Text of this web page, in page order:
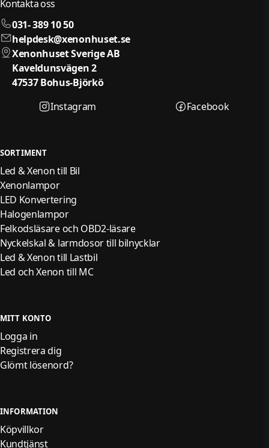
Kontakta oss
031- 389 10 50
helpdesk@xenonhuset.se
Xenonhuset Sverige AB
Kaveldunsvägen 2
47537 Bohus-Björkö
Instagram
Facebook
SORTIMENT
Led & Xenon till Bil
Xenonlampor
LED Konvertering
Halogenlampor
Felkodsläsare och OBD2-läsare
Nyckelskal & larmdosor till bilnycklar
Led & Xenon till Lastbil
Led och Xenon till MC
MITT KONTO
Logga in
Registrera dig
Glömt lösenord?
INFORMATION
Köpvillkor
Kundtjänst